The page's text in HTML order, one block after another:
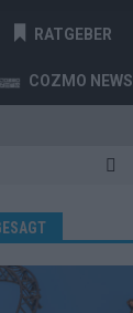
RATGEBER
COZMO NEWS